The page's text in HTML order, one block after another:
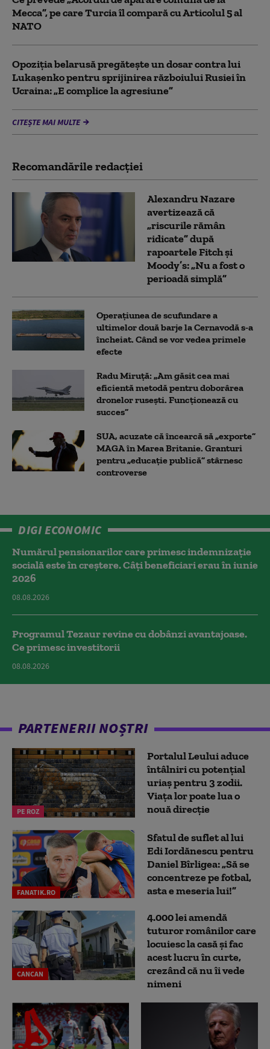
Mecca”, pe care Turcia îl compară cu Articolul 5 al
NATO
Opoziția belarusă pregătește un dosar contra lui
Lukașenko pentru sprijinirea războiului Rusiei în
Ucraina: „E complice la agresiune”
CITEȘTE MAI MULTE
Recomandările redacţiei
Alexandru Nazare
avertizează că
„riscurile rămân
ridicate” după
rapoartele Fitch și
Moody’s: „Nu a fost o
perioadă simplă”
Operațiunea de scufundare a
ultimelor două barje la Cernavodă s-a
încheiat. Când se vor vedea primele
efecte
Radu Miruță: „Am găsit cea mai
eficientă metodă pentru doborârea
dronelor rusești. Funcționează cu
succes”
SUA, acuzate că încearcă să „exporte”
MAGA în Marea Britanie. Granturi
pentru „educație publică” stârnesc
controverse
DIGI ECONOMIC
Numărul pensionarilor care primesc indemnizaţie
socială este în creștere. Câți beneficiari erau în iunie
2026
08.08.2026
Programul Tezaur revine cu dobânzi avantajoase.
Ce primesc investitorii
08.08.2026
PARTENERII NOȘTRI
PE ROZ
Portalul Leului aduce
întâlniri cu potențial
uriaș pentru 3 zodii.
Viața lor poate lua o
nouă direcție
FANATIK.RO
Sfatul de suflet al lui
Edi Iordănescu pentru
Daniel Bîrligea: „Să se
concentreze pe fotbal,
asta e meseria lui!”
CANCAN
4.000 lei amendă
tuturor românilor care
locuiesc la casă și fac
acest lucru în curte,
crezând că nu îi vede
nimeni